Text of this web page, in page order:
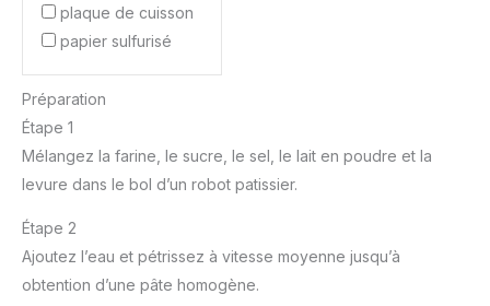
plaque de cuisson
papier sulfurisé
Préparation
Étape 1
Mélangez la farine, le sucre, le sel, le lait en poudre et la
levure dans le bol d’un robot patissier.
Étape 2
Ajoutez l’eau et pétrissez à vitesse moyenne jusqu’à
obtention d’une pâte homogène.